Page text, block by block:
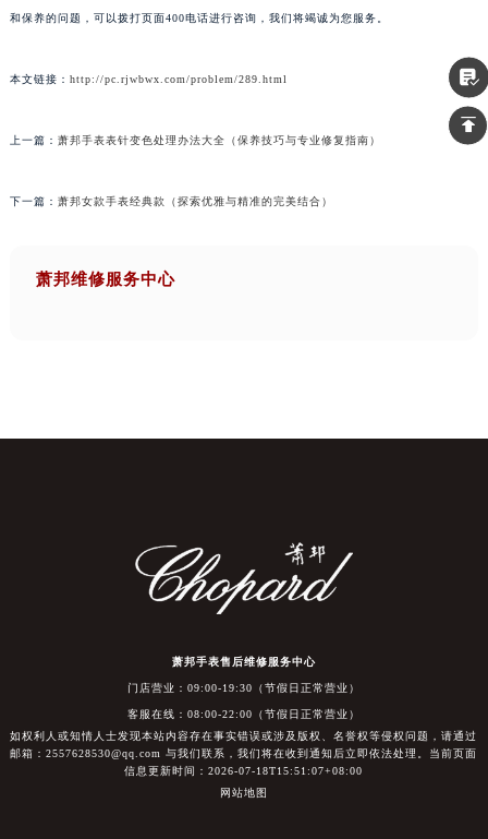
和保养的问题，可以拨打页面400电话进行咨询，我们将竭诚为您服务。
本文链接： http://pc.rjwbwx.com/problem/289.html
上一篇： 萧邦手表表针变色处理办法大全（保养技巧与专业修复指南）
下一篇： 萧邦女款手表经典款（探索优雅与精准的完美结合）
萧邦维修服务中心
萧邦手表售后维修服务中心
门店营业：09:00-19:30（节假日正常营业）
客服在线：08:00-22:00（节假日正常营业）
如权利人或知情人士发现本站内容存在事实错误或涉及版权、名誉权等侵权问题，请通过
邮箱：2557628530@qq.com 与我们联系，我们将在收到通知后立即依法处理。当前页面
信息更新时间：2026-07-18T15:51:07+08:00
网站地图